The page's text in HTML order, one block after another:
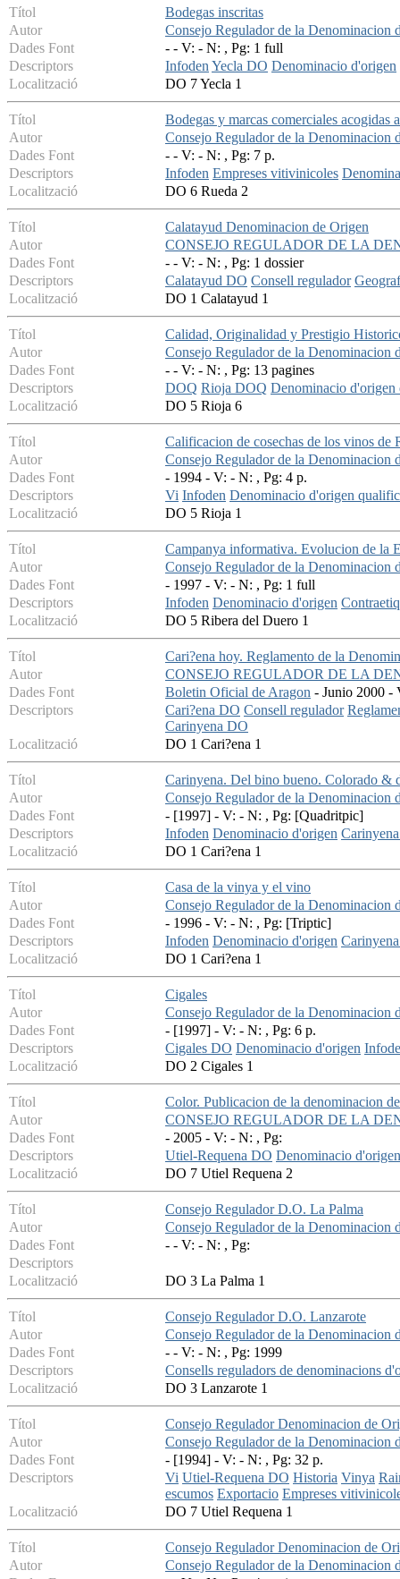
Títol
Bodegas inscritas
Autor
Consejo Regulador de la Denominacion
Dades Font
- - V: - N: , Pg: 1 full
Descriptors
InfodenYecla DO Denominacio d'origen
Localització
DO 7 Yecla 1
Títol
Bodegas y marcas comerciales acogidas
Autor
Consejo Regulador de la Denominacion
Dades Font
- - V: - N: , Pg: 7 p.
Descriptors
Infoden Empreses vitivinicoles
Localització
DO 6 Rueda 2
Títol
Calatayud Denominacion de Origen
Autor
CONSEJO REGULADOR DE LA
Dades Font
- - V: - N: , Pg: 1 dossier
Descriptors
Calatayud DO Consell regulador
Localització
DO 1 Calatayud 1
Títol
Calidad, Originalidad y Prestigio
Autor
Consejo Regulador de la Denominacion
Dades Font
- - V: - N: , Pg: 13 pagines
Descriptors
DOQ Rioja DOQ Denominacio d'origen
Localització
DO 5 Rioja 6
Títol
Calificacion de cosechas de los vinos
Autor
Consejo Regulador de la Denominacion
Dades Font
- 1994 - V: - N: , Pg: 4 p.
Descriptors
Vi Infoden Denominacio d'origen
Localització
DO 5 Rioja 1
Títol
Campanya informativa. Evolucion de la
Autor
Consejo Regulador de la Denominacion
Dades Font
- 1997 - V: - N: , Pg: 1 full
Descriptors
Infoden Denominacio d'origen
Localització
DO 5 Ribera del Duero 1
Títol
Cari?ena hoy. Reglamento de la
Autor
CONSEJO REGULADOR DE LA
Dades Font
Boletin Oficial de Aragon - Junio 2000 -
Descriptors
Cari?ena DO Consell regulador
Carinyena DO
Localització
DO 1 Cari?ena 1
Títol
Carinyena. Del bino bueno. Colorado &
Autor
Consejo Regulador de la Denominacion
Dades Font
- [1997] - V: - N: , Pg: [Quadritpic]
Descriptors
Infoden Denominacio d'origen
Localització
DO 1 Cari?ena 1
Títol
Casa de la vinya y el vino
Autor
Consejo Regulador de la Denominacion
Dades Font
- 1996 - V: - N: , Pg: [Triptic]
Descriptors
Infoden Denominacio d'origen
Localització
DO 1 Cari?ena 1
Títol
Cigales
Autor
Consejo Regulador de la Denominacion
Dades Font
- [1997] - V: - N: , Pg: 6 p.
Descriptors
Cigales DO Denominacio d'origen
Localització
DO 2 Cigales 1
Títol
Color. Publicacion de la denominacion
Autor
CONSEJO REGULADOR DE LA
Dades Font
- 2005 - V: - N: , Pg:
Descriptors
Utiel-Requena DO Denominacio d'origen
Localització
DO 7 Utiel Requena 2
Títol
Consejo Regulador D.O. La Palma
Autor
Consejo Regulador de la Denominacion
Dades Font
- - V: - N: , Pg:
Descriptors
Localització
DO 3 La Palma 1
Títol
Consejo Regulador D.O. Lanzarote
Autor
Consejo Regulador de la Denominacion
Dades Font
- - V: - N: , Pg: 1999
Descriptors
Consells reguladors de denominacions
Localització
DO 3 Lanzarote 1
Títol
Consejo Regulador Denominacion de
Autor
Consejo Regulador de la Denominacion
Dades Font
- [1994] - V: - N: , Pg: 32 p.
Descriptors
Vi Utiel-Requena DO Historia Vinya
escumos Exportacio Empreses
Localització
DO 7 Utiel Requena 1
Títol
Consejo Regulador Denominacion de
Autor
Consejo Regulador de la Denominacion